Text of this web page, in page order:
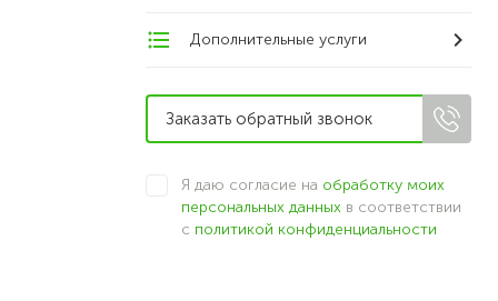
Дополнительные услуги
Я даю согласие на обработку моих
персональных данных в соответствии
с политикой конфиденциальности